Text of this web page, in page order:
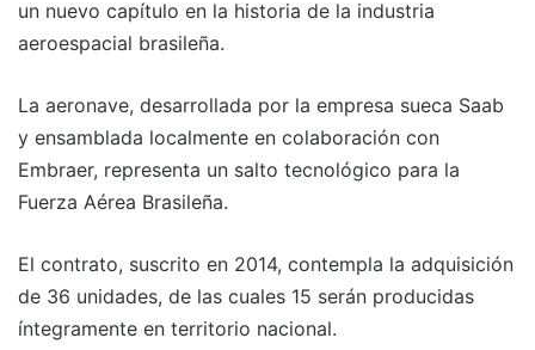
un nuevo capítulo en la historia de la industria
aeroespacial brasileña.
La aeronave, desarrollada por la empresa sueca Saab
y ensamblada localmente en colaboración con
Embraer, representa un salto tecnológico para la
Fuerza Aérea Brasileña.
El contrato, suscrito en 2014, contempla la adquisición
de 36 unidades, de las cuales 15 serán producidas
íntegramente en territorio nacional.